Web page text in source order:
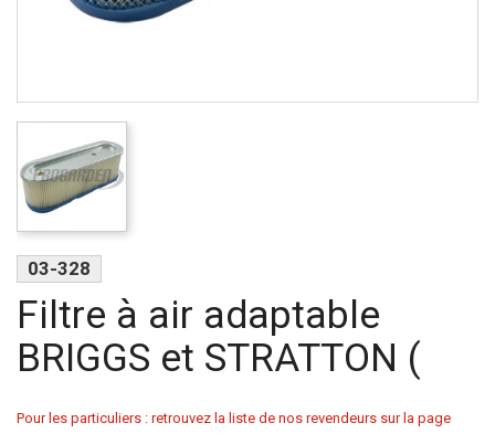
03-328
Filtre à air adaptable
BRIGGS et STRATTON (
Pour les particuliers : retrouvez la liste de nos revendeurs sur la page